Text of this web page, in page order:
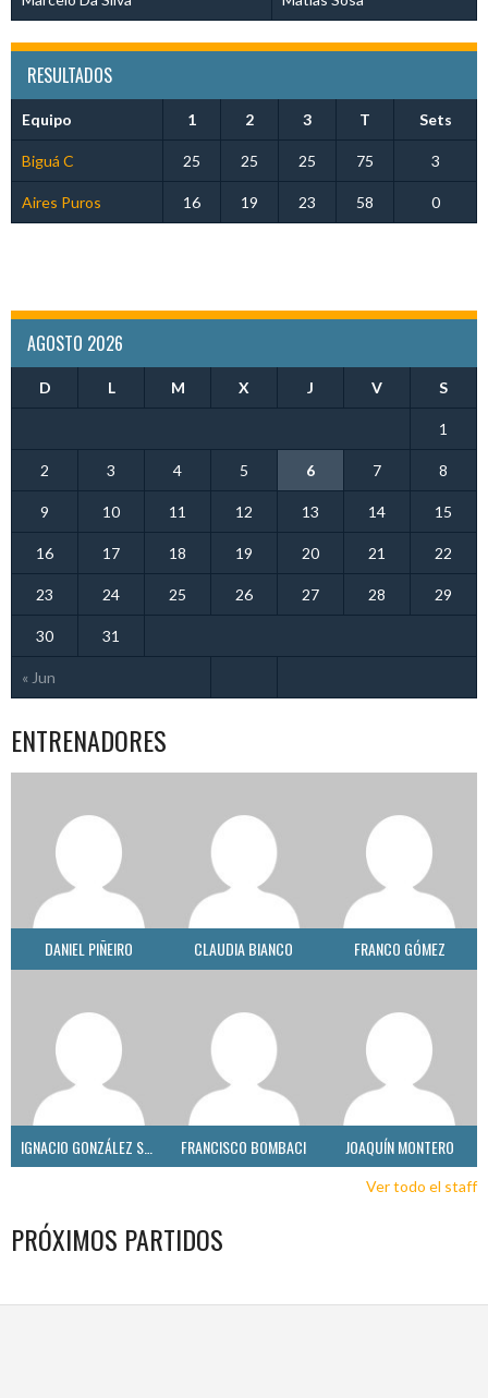
RESULTADOS
Equipo 1 2 3 T Sets
Biguá C 25 25 25 75 3
Aires Puros 16 19 23 58 0
AGOSTO 2026
D L M X J V S
« Jun
1
2 3 4 5 6 7 8
9 10 11 12 13 14 15
16 17 18 19 20 21 22
23 24 25 26 27 28 29
30 31
ENTRENADORES
DANIEL PIÑEIRO CLAUDIA BIANCO FRANCO GÓMEZ
IGNACIO GONZÁLEZ SANTOS FRANCISCO BOMBACI JOAQUÍN MONTERO
Ver todo el staff
PRÓXIMOS PARTIDOS